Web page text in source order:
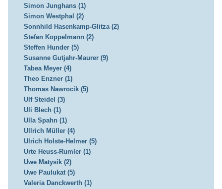
Simon Junghans (1)
Simon Westphal (2)
Sonnhild Hasenkamp-Glitza (2)
Stefan Koppelmann (2)
Steffen Hunder (5)
Susanne Gutjahr-Maurer (9)
Tabea Meyer (4)
Theo Enzner (1)
Thomas Nawrocik (5)
Ulf Steidel (3)
Uli Blech (1)
Ulla Spahn (1)
Ullrich Müller (4)
Ulrich Holste-Helmer (5)
Urte Heuss-Rumler (1)
Uwe Matysik (2)
Uwe Paulukat (5)
Valeria Danckwerth (1)